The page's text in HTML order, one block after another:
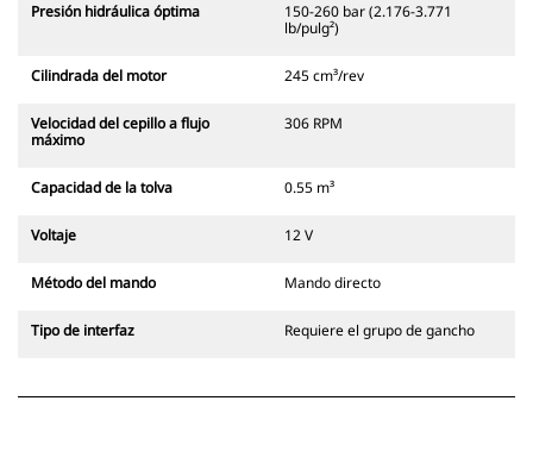
Presión hidráulica óptima
150-260 bar (2.176-3.771
lb/pulg²)
Cilindrada del motor 245 cm³/rev
Velocidad del cepillo a flujo
máximo
306 RPM
Capacidad de la tolva 0.55 m³
Voltaje 12 V
Método del mando Mando directo
Tipo de interfaz Requiere el grupo de gancho